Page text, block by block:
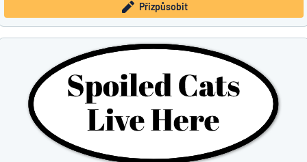
Přizpůsobit